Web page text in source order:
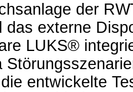
der
das externe
LUKS®
entwickelte